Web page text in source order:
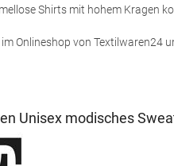
Shirts mit hohem Kragen
Onlineshop von Textilwaren24
Unisex modisches